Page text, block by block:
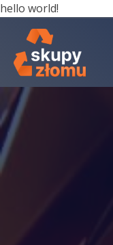
hello world!